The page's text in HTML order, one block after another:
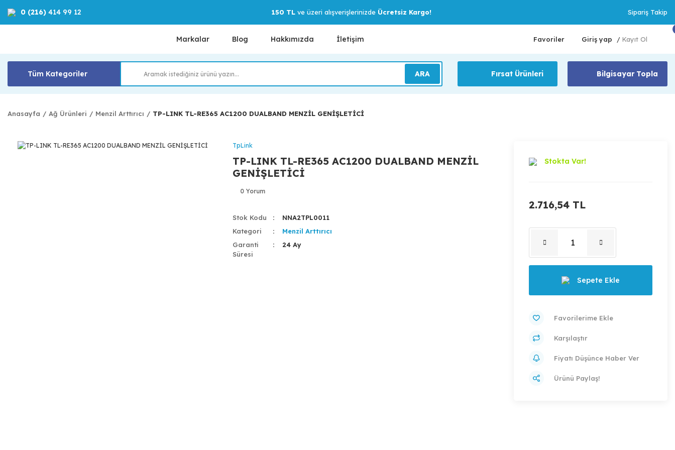
0 (216) 414 99 12 150 TLve üzeri alışverişlerinizde Ücretsiz Kargo! Sipariş Takip
Markalar Blog Hakkımızda İletişim Favoriler Giriş yap / Kayıt Ol
Tüm Kategoriler ARA Fırsat Ürünleri Bilgisayar Topla
Anasayfa Ağ Ürünleri Menzil Arttırıcı TP-LINK TL-RE365 AC1200 DUALBAND MENZİL GENİŞLETİCİ
TpLink
TP-LINK TL-RE365 AC1200 DUALBAND MENZİL
GENİŞLETİCİ
0 Yorum
Stok Kodu
NNA2TPL0011
Kategori
Menzil Arttırıcı
Garanti
Süresi
24 Ay
Stokta Var!
2.716,54 TL
Sepete Ekle
Karşılaştır
Fiyatı Düşünce Haber Ver
Ürünü Paylaş!